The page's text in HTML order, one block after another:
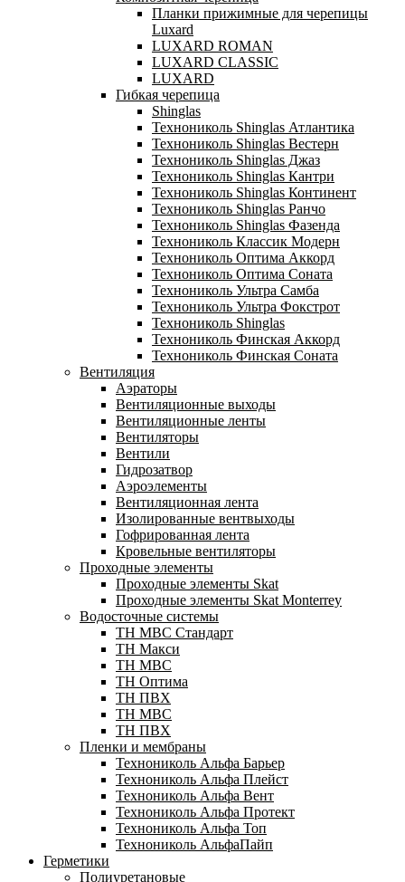
Планки прижимные для черепицы
Luxard
LUXARD ROMAN
LUXARD CLASSIC
LUXARD
Гибкая черепица
Shinglas
Технониколь Shinglas Атлантика
Технониколь Shinglas Вестерн
Технониколь Shinglas Джаз
Технониколь Shinglas Кантри
Технониколь Shinglas Континент
Технониколь Shinglas Ранчо
Технониколь Shinglas Фазенда
Технониколь Классик Модерн
Технониколь Оптима Аккорд
Технониколь Оптима Соната
Технониколь Ультра Самба
Технониколь Ультра Фокстрот
Технониколь Shinglas
Технониколь Финская Аккорд
Технониколь Финская Соната
Вентиляция
Аэраторы
Вентиляционные выходы
Вентиляционные ленты
Вентиляторы
Вентили
Гидрозатвор
Аэроэлементы
Вентиляционная лента
Изолированные вентвыходы
Гофрированная лента
Кровельные вентиляторы
Проходные элементы
Проходные элементы Skat
Проходные элементы Skat Monterrey
Водосточные системы
TH MBC Стандарт
TH Макси
TH МВС
TH Оптима
TH ПВХ
ТН МВС
ТН ПВХ
Пленки и мембраны
Технониколь Альфа Барьер
Технониколь Альфа Плейст
Технониколь Альфа Вент
Технониколь Альфа Протект
Технониколь Альфа Топ
Технониколь АльфаПайп
Герметики
Полиуретановые